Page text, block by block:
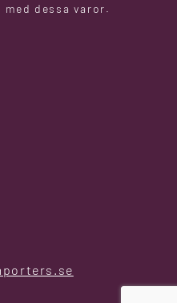
dessa varor.